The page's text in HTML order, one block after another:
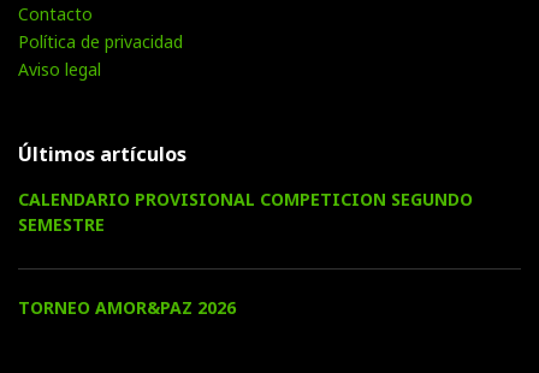
Contacto
Política de privacidad
Aviso legal
Últimos artículos
CALENDARIO PROVISIONAL COMPETICION SEGUNDO
SEMESTRE
TORNEO AMOR&PAZ 2026